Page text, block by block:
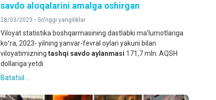
savdo aloqalarini amalga oshirgan
28/03/2023 •So'nggi yangiliklar
Viloyat statistika boshqarmasining dastlabki maʼlumotlariga
koʻra, 2023- yilning yanvar-fevral oylari yakuni bilan
viloyatimizningtashqi savdo aylanmasi 171,7 mln. AQSH
dollariga yetdi
Batafsil ...